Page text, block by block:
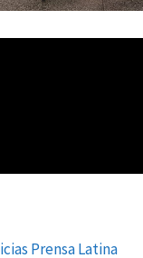
Prensa Latina